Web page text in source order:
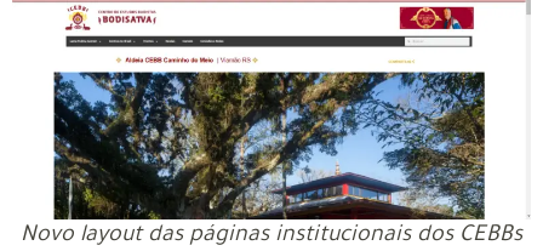
Novo layout das páginas institucionais dos CEBBs